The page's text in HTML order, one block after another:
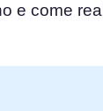
e come